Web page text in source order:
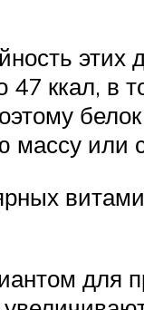
этих
47 ккал, в
массу или
для